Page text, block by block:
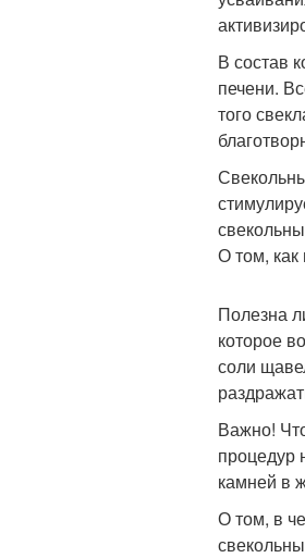
В состав
печени.
того
О том, как
Полезна
которое
соли
Важно!
процедур
камней в
О том, в